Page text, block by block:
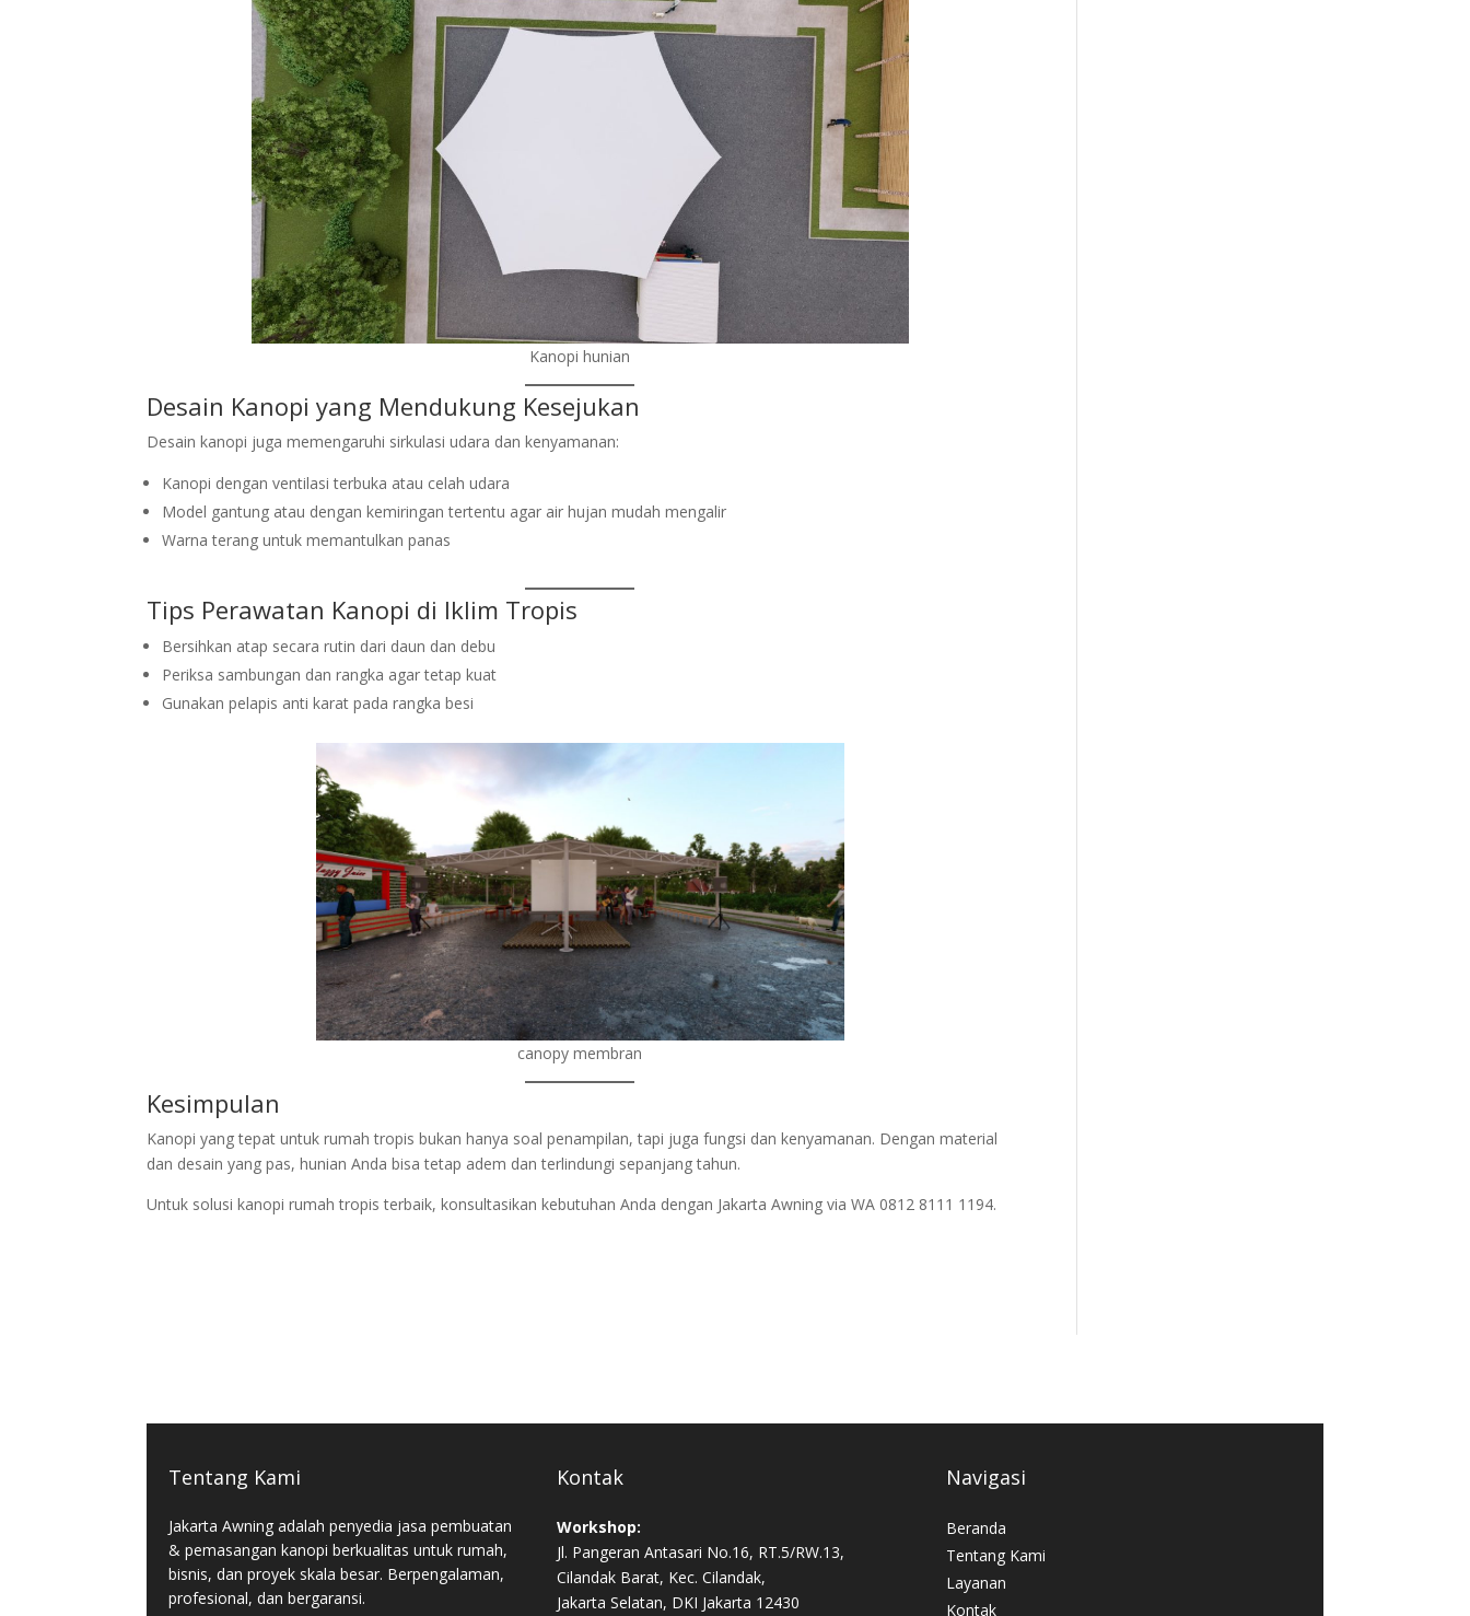
Kanopi hunian
Desain Kanopi yang Mendukung Kesejukan
Desain kanopi juga memengaruhi sirkulasi udara dan kenyamanan:
Kanopi dengan ventilasi terbuka atau celah udara
Model gantung atau dengan kemiringan tertentu agar air hujan mudah mengalir
Warna terang untuk memantulkan panas
Tips Perawatan Kanopi di Iklim Tropis
Bersihkan atap secara rutin dari daun dan debu
Periksa sambungan dan rangka agar tetap kuat
Gunakan pelapis anti karat pada rangka besi
canopy membran
Kesimpulan
Kanopi yang tepat untuk rumah tropis bukan hanya soal penampilan, tapi juga fungsi dan kenyamanan. Dengan material
dan desain yang pas, hunian Anda bisa tetap adem dan terlindungi sepanjang tahun.
Untuk solusi kanopi rumah tropis terbaik, konsultasikan kebutuhan Anda dengan Jakarta Awning via WA 0812 8111 1194.
Tentang Kami
Jakarta Awning adalah penyedia jasa pembuatan
& pemasangan kanopi berkualitas untuk rumah,
bisnis, dan proyek skala besar. Berpengalaman,
profesional, dan bergaransi.
Kontak
Workshop:
Jl. Pangeran Antasari No.16, RT.5/RW.13,
Cilandak Barat, Kec. Cilandak,
Jakarta Selatan, DKI Jakarta 12430
Navigasi
Beranda
Tentang Kami
Layanan
Kontak